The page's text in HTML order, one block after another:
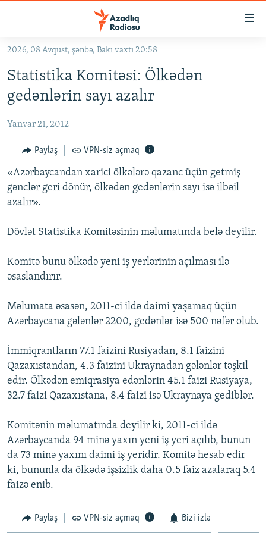
Əsas
qayıt
Əsas
naviqasiyaya
qayıt
KORRUPSIOMETR
#ƏSLINDƏ
FƏRQƏ BAX
QANUNI DOĞRU
ARAŞDIRMA
VIDEO
FOTOQALEREYA
İNFOQRAFIKA
KARIKATURA
RADIO ARXIV
OXU ZALI
AZƏRBAYCAN ƏDƏBIYYATI KITABXANASI
İSLAM VƏ DEMOKRATIYA
İZ - MƏDƏNIYYƏT PROQRAMI
HAQQIMIZDA
MISSIYAMIZ
PEŞƏ ETIKASI VƏ JURNALISTIKA STANDARTLARIMIZ
MATERIALLARIMIZDAN ISTIFADƏ
BIZIMLƏ ƏLAQƏ
XƏBƏR BÜLLETENLƏRIMIZ
RFE/RL-in bütün saytları
2026, 08 Avqust, şənbə, Bakı vaxtı 20:58
Statistika Komitəsi: Ölkədən
gedənlərin sayı azalır
Yanvar 21, 2012
Paylaş VPN-siz açmaq
«Azərbaycandan xarici ölkələrə qazanc üçün getmiş
gənclər geri dönür, ölkədən gedənlərin sayı isə ilbəil
azalır».
Dövlət Statistika Komitəsinin məlumatında belə deyilir.
Komitə bunu ölkədə yeni iş yerlərinin açılması ilə
əsaslandırır.
Məlumata əsasən, 2011-ci ildə daimi yaşamaq üçün
Azərbaycana gələnlər 2200, gedənlər isə 500 nəfər olub.
İmmiqrantların 77.1 faizini Rusiyadan, 8.1 faizini
Qazaxıstandan, 4.3 faizini Ukraynadan gələnlər təşkil
edir. Ölkədən emiqrasiya edənlərin 45.1 faizi Rusiyaya,
32.7 faizi Qazaxıstana, 8.4 faizi isə Ukraynaya gediblər.
Komitənin məlumatında deyilir ki, 2011-ci ildə
Azərbaycanda 94 minə yaxın yeni iş yeri açılıb, bunun
da 73 minə yaxını daimi iş yeridir. Komitə hesab edir
ki, bununla da ölkədə işsizlik daha 0.5 faiz azalaraq 5.4
faizə enib.
Paylaş VPN-siz açmaq Bizi izlə